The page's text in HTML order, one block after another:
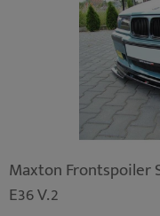
Maxton Frontspoiler
E36 V.2